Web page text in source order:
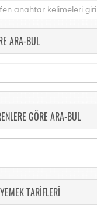
ARA-BUL
GÖRE ARA-BUL
TARİFLERİ